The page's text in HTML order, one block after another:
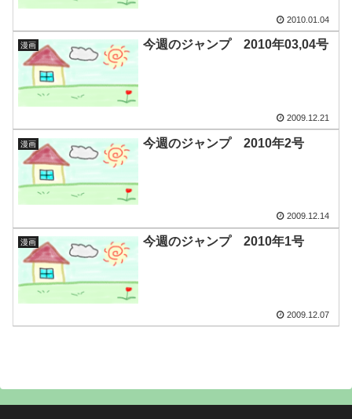
2010.01.04
漫画 今週のジャンプ 2010年03,04号
2009.12.21
漫画 今週のジャンプ 2010年2号
2009.12.14
漫画 今週のジャンプ 2010年1号
2009.12.07